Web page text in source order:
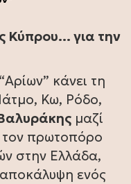
Κύπρου… για την
κάνει τη
Κω, Ρόδο,
μαζί
πρωτοπόρο
στην Ελλάδα,
ενός